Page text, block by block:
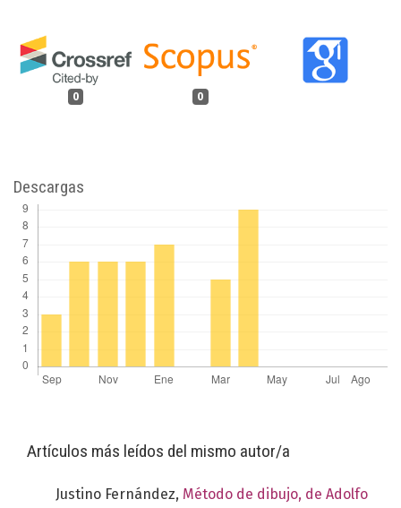
0 0
Descargas
Artículos más leídos del mismo autor/a
Justino Fernández, Método de dibujo, de Adolfo